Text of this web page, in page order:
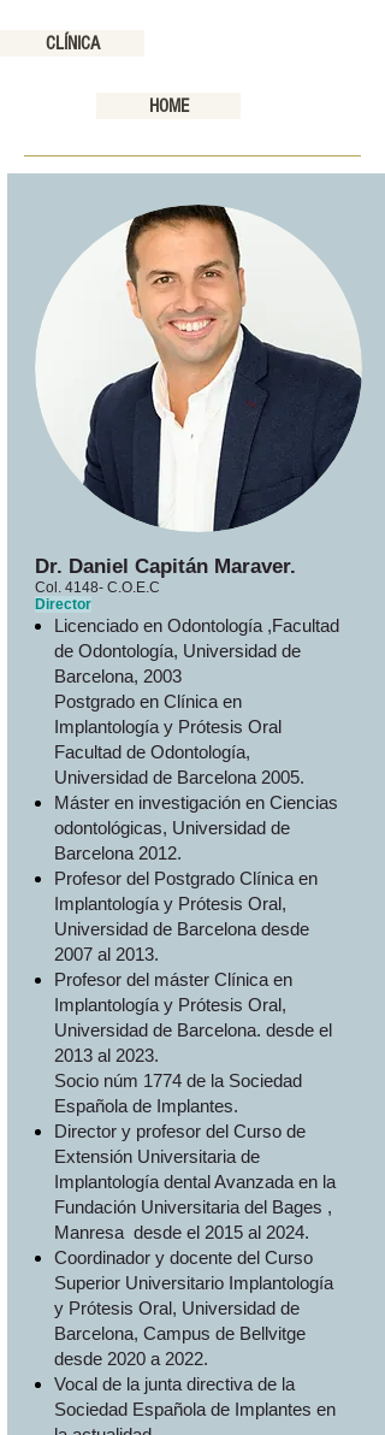
CLÍNICA
HOME
Dr. Daniel Capitán Maraver.
Col. 4148- C.O.E.C
Director
Licenciado en Odontología ,Facultad
de Odontología, Universidad de
Barcelona, 2003
Postgrado en Clínica en
Implantología y Prótesis Oral
Facultad de Odontología,
Universidad de Barcelona 2005.
Máster en investigación en Ciencias
odontológicas, Universidad de
Barcelona 2012.
Profesor del Postgrado Clínica en
Implantología y Prótesis Oral,
Universidad de Barcelona desde
2007 al 2013.
Profesor del máster Clínica en
Implantología y Prótesis Oral,
Universidad de Barcelona. desde el
2013 al 2023.
Socio núm 1774 de la Sociedad
Española de Implantes.
Director y profesor del Curso de
Extensión Universitaria de
Implantología dental Avanzada en la
Fundación Universitaria del Bages ,
Manresa desde el 2015 al 2024.
Coordinador y docente del Curso
Superior Universitario Implantología
y Prótesis Oral, Universidad de
Barcelona, Campus de Bellvitge
desde 2020 a 2022.
Vocal de la junta directiva de la
Sociedad Española de Implantes en